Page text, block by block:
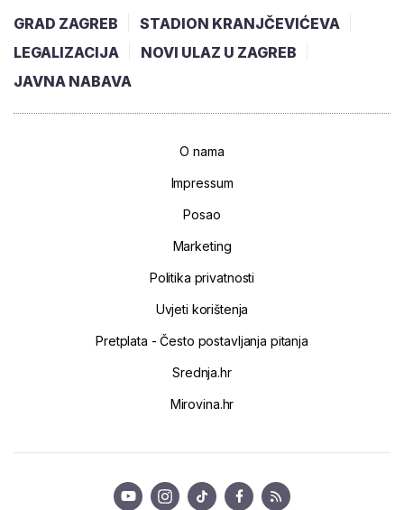
GRAD ZAGREB
STADION KRANJČEVIĆEVA
LEGALIZACIJA
NOVI ULAZ U ZAGREB
JAVNA NABAVA
O nama
Impressum
Posao
Marketing
Politika privatnosti
Uvjeti korištenja
Pretplata - Često postavljanja pitanja
Srednja.hr
Mirovina.hr